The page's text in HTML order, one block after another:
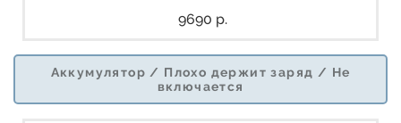
9690 р.
Аккумулятор / Плохо держит заряд / Не
включается